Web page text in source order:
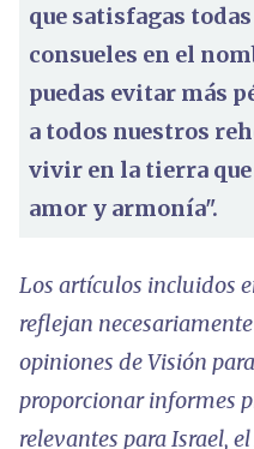
que satisfagas
consueles en el
puedas evitar más
a todos nuestros
vivir en la tierra que
amor y armonía".
Los artículos incluidos
reflejan
opiniones de Visión
proporcionar informes
relevantes para Israel,